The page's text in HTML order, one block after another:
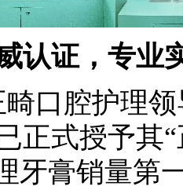
认证，专业
腔护理领
正式授予其
牙膏销量第